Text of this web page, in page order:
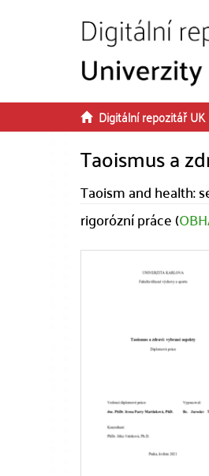
Digitální repozitář UK
Taoismus a
Taoism and health:
rigorózní práce (